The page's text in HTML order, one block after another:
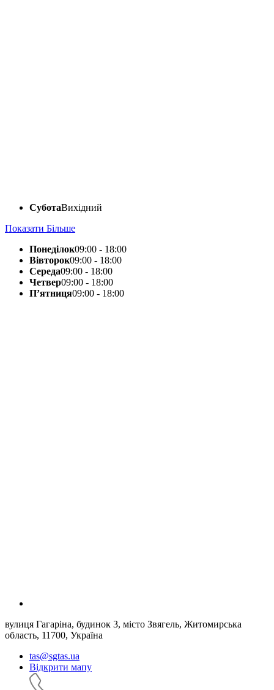
СуботаВихідний
Показати Більше
Понеділок09:00 - 18:00
Вівторок09:00 - 18:00
Середа09:00 - 18:00
Четвер09:00 - 18:00
П’ятниця09:00 - 18:00
вулиця Гагаріна, будинок 3, місто Звягель, Житомирська
область, 11700, Україна
tas@sgtas.ua
Відкрити мапу